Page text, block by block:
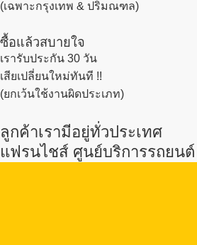
(เฉพาะกรุงเทพ & ปริมณฑล)
ซื้อแล้วสบายใจ
เรารับประกัน 30 วัน
เสียเปลี่ยนใหม่ทันที !!
(ยกเว้นใช้งานผิดประเภท)
ลูกค้าเรามีอยู่ทั่วประเทศ
แฟรนไชส์ ศูนย์บริการรถยนต์